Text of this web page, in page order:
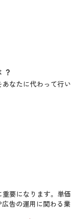
なたに代わって行い
要になります。単価
告の運用に関わる業